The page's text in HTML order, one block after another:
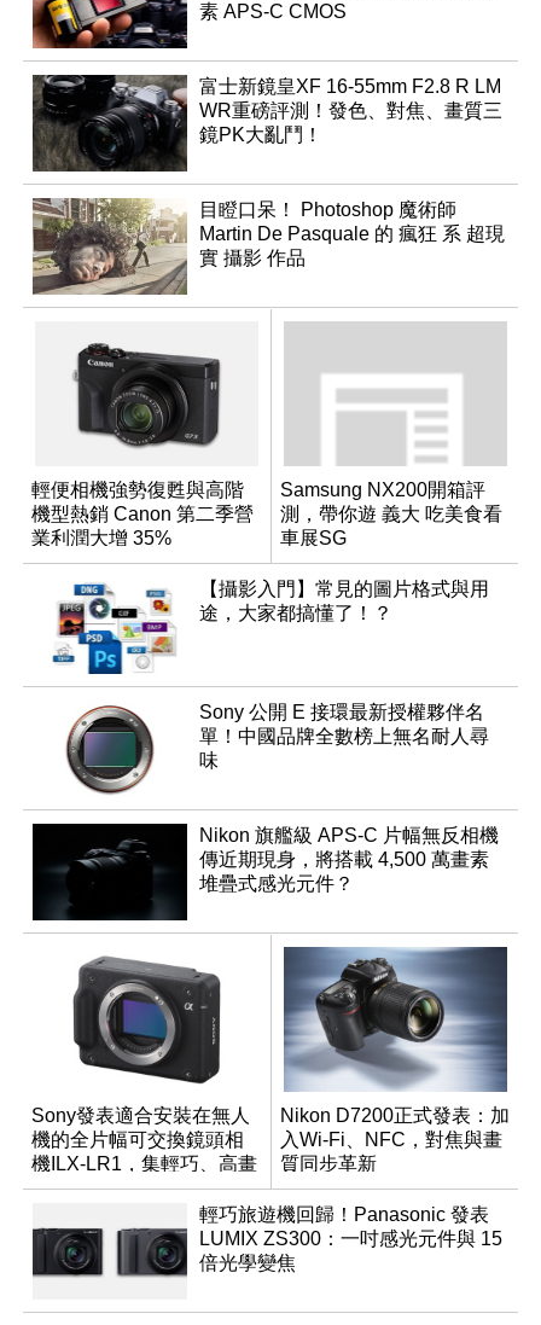
素 APS-C CMOS
富士新鏡皇XF 16-55mm F2.8 R LM
WR重磅評測！發色、對焦、畫質三
鏡PK大亂鬥！
目瞪口呆！ Photoshop 魔術師
Martin De Pasquale 的 瘋狂 系 超現
實 攝影 作品
輕便相機強勢復甦與高階
機型熱銷 Canon 第二季營
業利潤大增 35%
Samsung NX200開箱評
測，帶你遊 義大 吃美食看
車展SG
【攝影入門】常見的圖片格式與用
途，大家都搞懂了！？
Sony 公開 E 接環最新授權夥伴名
單！中國品牌全數榜上無名耐人尋
味
Nikon 旗艦級 APS-C 片幅無反相機
傳近期現身，將搭載 4,500 萬畫素
堆疊式感光元件？
Sony發表適合安裝在無人
機的全片幅可交換鏡頭相
機ILX-LR1，集輕巧、高畫
質於一身
Nikon D7200正式發表：加
入Wi-Fi、NFC，對焦與畫
質同步革新
輕巧旅遊機回歸！Panasonic 發表
LUMIX ZS300：一吋感光元件與 15
倍光學變焦